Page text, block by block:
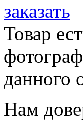
заказать
Товар
данного
Нам